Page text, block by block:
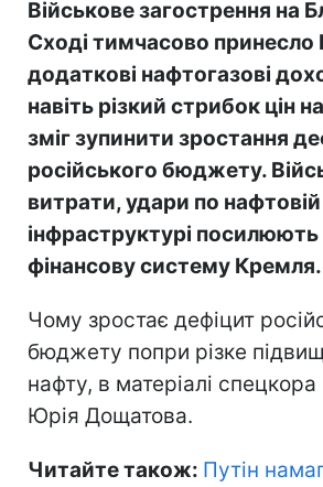
Військове загострення на
Сході тимчасово принесло
додаткові нафтогазові
навіть різкий стрибок цін
зміг зупинити зростання
російського бюджету.
витрати, удари по нафтовій
інфраструктурі посилюють
фінансову систему Кремля.
Чому зростає дефіцит
бюджету попри різке
нафту, в матеріалі спецкора
Юрія Дощатова.
Читайте також: Путін